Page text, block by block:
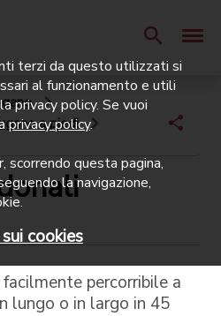
a piedi
percorribile a
lungo o in largo in 45
terzi da questo utilizzati si
al funzionamento e utili
privacy policy. Se vuoi
privacy policy.
scorrendo questa pagina,
la navigazione,
cookies